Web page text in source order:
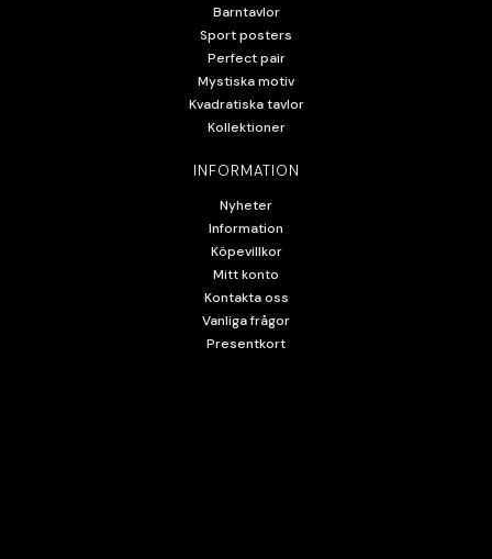
Barntavlor
Sport posters
Perfect pair
Mystiska motiv
Kvadratiska tavlor
Kollektioner
INFORMATION
Nyheter
Information
Köpevillkor
Mitt konto
Kontakta oss
Vanliga frågor
Presentkort